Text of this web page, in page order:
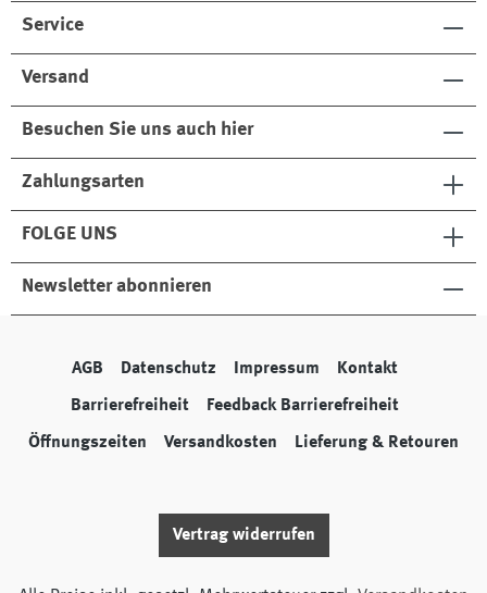
Service
Versand
Besuchen Sie uns auch hier
Zahlungsarten
FOLGE UNS
Newsletter abonnieren
AGB Datenschutz Impressum Kontakt
Barrierefreiheit Feedback Barrierefreiheit
Öffnungszeiten Versandkosten Lieferung & Retouren
Vertrag widerrufen